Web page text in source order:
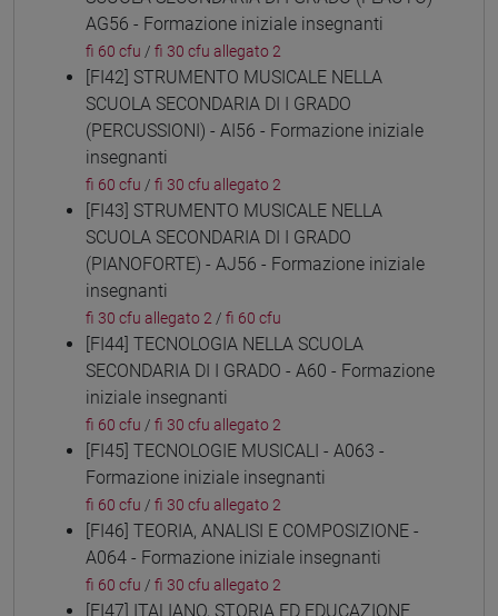
AG56 - Formazione iniziale insegnanti
fi 60 cfu / fi 30 cfu allegato 2
[FI42] STRUMENTO MUSICALE NELLA
SCUOLA SECONDARIA DI I GRADO
(PERCUSSIONI) - AI56 - Formazione iniziale
insegnanti
fi 60 cfu / fi 30 cfu allegato 2
[FI43] STRUMENTO MUSICALE NELLA
SCUOLA SECONDARIA DI I GRADO
(PIANOFORTE) - AJ56 - Formazione iniziale
insegnanti
fi 30 cfu allegato 2 / fi 60 cfu
[FI44] TECNOLOGIA NELLA SCUOLA
SECONDARIA DI I GRADO - A60 - Formazione
iniziale insegnanti
fi 60 cfu / fi 30 cfu allegato 2
[FI45] TECNOLOGIE MUSICALI - A063 -
Formazione iniziale insegnanti
fi 60 cfu / fi 30 cfu allegato 2
[FI46] TEORIA, ANALISI E COMPOSIZIONE -
A064 - Formazione iniziale insegnanti
fi 60 cfu / fi 30 cfu allegato 2
[FI47] ITALIANO, STORIA ED EDUCAZIONE